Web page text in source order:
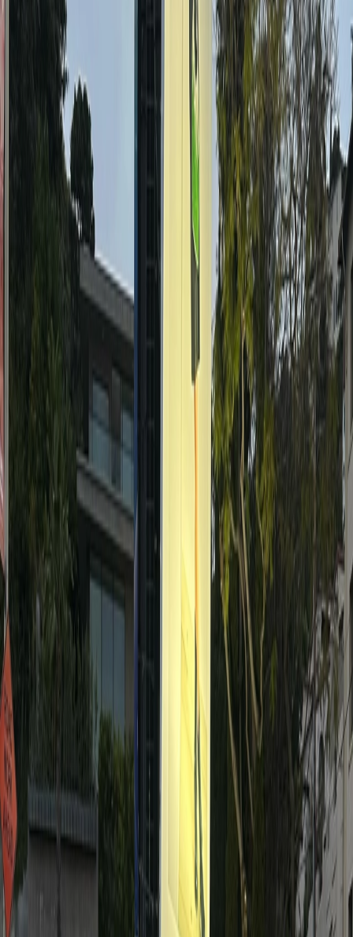
promoten van producten en diensten via digitale
kanalen om online verkopen te stimuleren. Deze
vorm van marketing is belangrijk voor bedrijven die
hun online aanwezigheid willen versterken en hun
verkopen willen verhogen.
Wat is e-commerce marketing?
E-commerce marketing omvat een breed scala aan
strategieën en technieken om klanten aan te
trekken en te laten converteren via online
platforms. Deze strategieën kunnen onder andere
zoekmachineoptimalisatie (SEO), betaalde
advertenties, e-mailmarketing, sociale media
marketing en contentmarketing zijn.
Belangrijke strategieën voor e-
commerce marketing
Zoekmachineoptimalisatie (SEO): Dit
houdt in dat je je website optimaliseert
zodat deze hoger scoort in zoekmachines
zoals Google. Dit kan worden bereikt door
het gebruik van relevante zoekwoorden, het
creëren van hoogwaardige content en het
verbeteren van de gebruikerservaring op je
site.
Betaalde advertenties:
Dit omvat het
gebruik van betaalde media zoals Google
Ads en sociale media advertenties om je
producten onder de aandacht te brengen bij
een breder publiek. Betaalde advertenties
kunnen gericht worden op specifieke
demografische gegevens, interesses en
gedragspatronen van consumenten.
E-mailmarketing:
Door middel van
gepersonaliseerde e-mails kun je klanten
informeren over nieuwe producten, speciale
aanbiedingen en andere relevante updates.
E-mailmarketing is een krachtig hulpmiddel